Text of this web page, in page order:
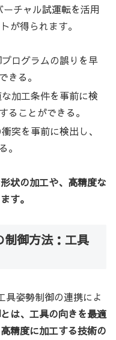
ーチャル試運転を活用
が得られます。
ログラムの誤りを早
きる。
加工条件を事前に検
ることができる。
突を事前に検出し、
。
状の加工や、高精度な
す。
制御方法：工具
具姿勢制御の連携によ
は、工具の向きを最適
精度に加工する技術の